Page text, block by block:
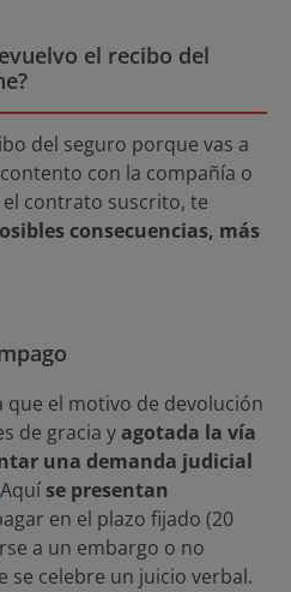
el recibo del
del seguro porque vas a
con la compañía o
contrato suscrito, te
consecuencias, más
que el motivo de devolución
de gracia yagotada la vía
una demanda judicial
se presentan
en el plazo fijado (20
a un embargo o no
se celebre un juicio verbal.